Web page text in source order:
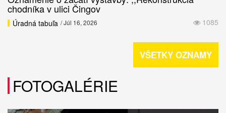
chodníka v ulici Čingov
1085
Úradná tabuľa / Júl 16, 2026
VŠETKY OZNAMY
FOTOGALÉRIE